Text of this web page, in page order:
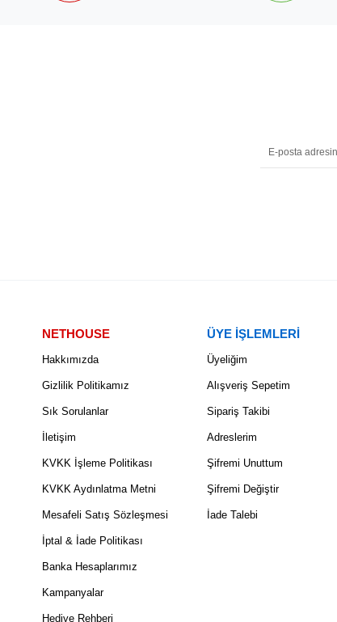
NETHOUSE
Hakkımızda
Gizlilik Politikamız
Sık Sorulanlar
İletişim
KVKK İşleme Politikası
KVKK Aydınlatma Metni
Mesafeli Satış Sözleşmesi
İptal & İade Politikası
Banka Hesaplarımız
Kampanyalar
Hediye Rehberi
ÜYE İŞLEMLERİ
Üyeliğim
Alışveriş Sepetim
Sipariş Takibi
Adreslerim
Şifremi Unuttum
Şifremi Değiştir
İade Talebi